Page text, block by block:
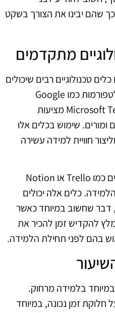
שהם יבינו את הצורך בשקט
מתקדמים
טכנולוגיים רבים שיכולים
לשדרג את חוויית הלמידה. פלטפורמות כמו Google
Classroom, Zoom או Microsoft Teams מציעות
ומורים. שימוש בכלים אלו
חוויית למידה עשירה
כמו כן, כדאי להכיר כלים נוספים כמו Trello או Notion
כלים אלה יכולים
דבר שחשוב במיוחד כאשר
להקדיש זמן להכיר את
בהם לפני תחילת הלמידה.
במיוחד בלמידה מרחוק.
זמן נכונה, במיוחד